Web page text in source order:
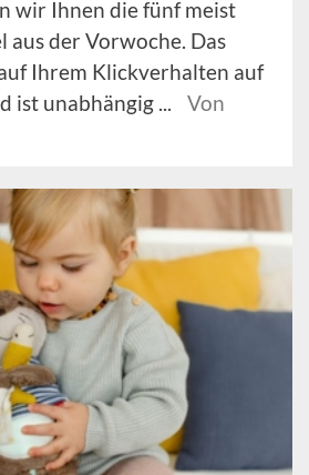
wir Ihnen die fünf meist
aus der Vorwoche. Das
Ihrem Klickverhalten auf
ist unabhängig ...
Von